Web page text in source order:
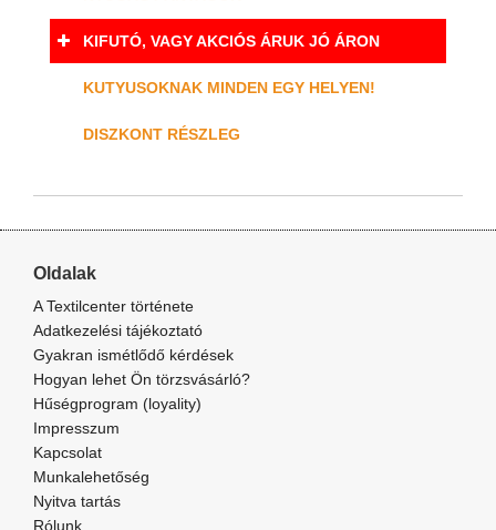
KIFUTÓ, VAGY AKCIÓS ÁRUK JÓ ÁRON
KUTYUSOKNAK MINDEN EGY HELYEN!
DISZKONT RÉSZLEG
Oldalak
A Textilcenter története
Adatkezelési tájékoztató
Gyakran ismétlődő kérdések
Hogyan lehet Ön törzsvásárló?
Hűségprogram (loyality)
Impresszum
Kapcsolat
Munkalehetőség
Nyitva tartás
Rólunk